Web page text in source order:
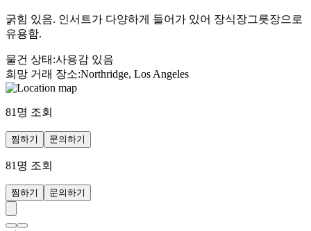
굵힘 있음. 인서트가 다양하게 들어가 있어 장식장그릇장으로
유용함.
물건 상태 :사용감 있음
희망 거래 장소:Northridge, Los Angeles
81 명 조회
찜하기 문의하기
81 명 조회
찜하기 문의하기